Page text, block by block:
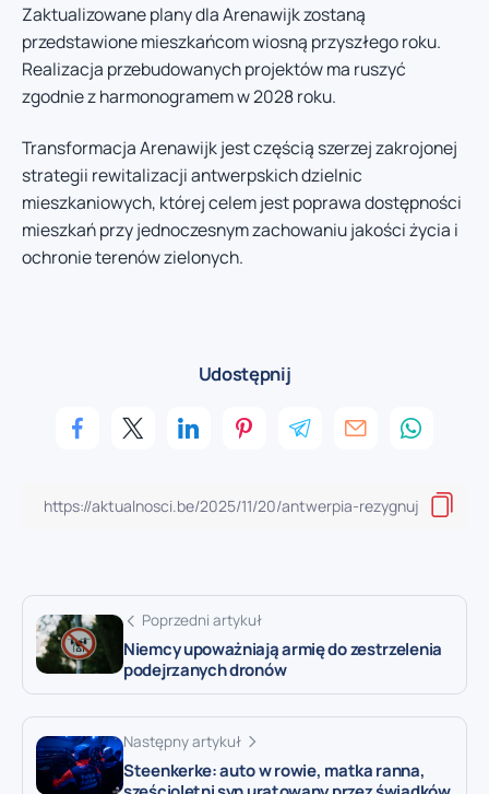
Zaktualizowane plany dla Arenawijk zostaną
przedstawione mieszkańcom wiosną przyszłego roku.
Realizacja przebudowanych projektów ma ruszyć
zgodnie z harmonogramem w 2028 roku.
Transformacja Arenawijk jest częścią szerzej zakrojonej
strategii rewitalizacji antwerpskich dzielnic
mieszkaniowych, której celem jest poprawa dostępności
mieszkań przy jednoczesnym zachowaniu jakości życia i
ochronie terenów zielonych.
Udostępnij
Poprzedni artykuł
Niemcy upoważniają armię do zestrzelenia
podejrzanych dronów
Następny artykuł
Steenkerke: auto w rowie, matka ranna,